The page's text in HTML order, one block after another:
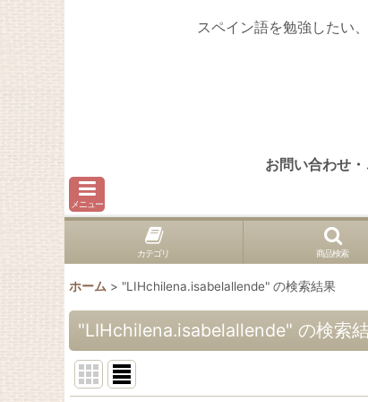
スペイン語を勉強したい
お問い合わせ・
メニュー
カテゴリ 商品検索
ホーム > "LIHchilena.isabelallende" の検索結果
"LIHchilena.isabelallende" の検索